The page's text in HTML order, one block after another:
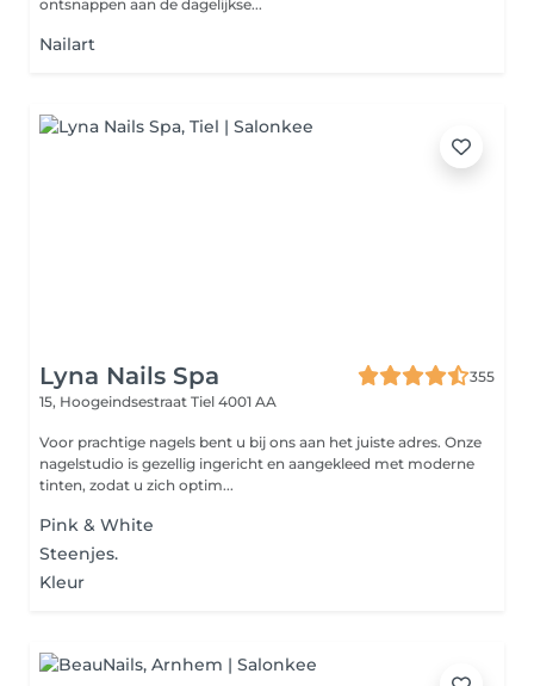
ontsnappen aan de dagelijkse...
Nailart
Lyna Nails Spa
355
15, Hoogeindsestraat Tiel 4001 AA
Voor prachtige nagels bent u bij ons aan het juiste adres. Onze
nagelstudio is gezellig ingericht en aangekleed met moderne
tinten, zodat u zich optim...
Pink & White
Steenjes.
Kleur